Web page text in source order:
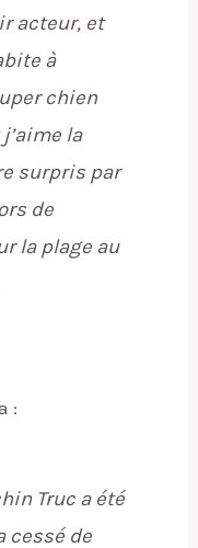
acteur, et
à
chien
la
surpris par
de
la plage au
:
Truc a été
cessé de